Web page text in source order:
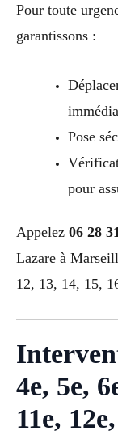
Pour toute
garantissons :
Pose
pour
Appelez 06 28
Lazare à
12, 13, 14, 15,
4e, 5e,
11e,